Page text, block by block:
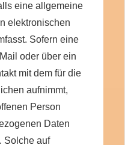
eine allgemeine
elektronischen
Sofern eine
oder über ein
mit dem für die
aufnimmt,
Person
Daten
Solche auf